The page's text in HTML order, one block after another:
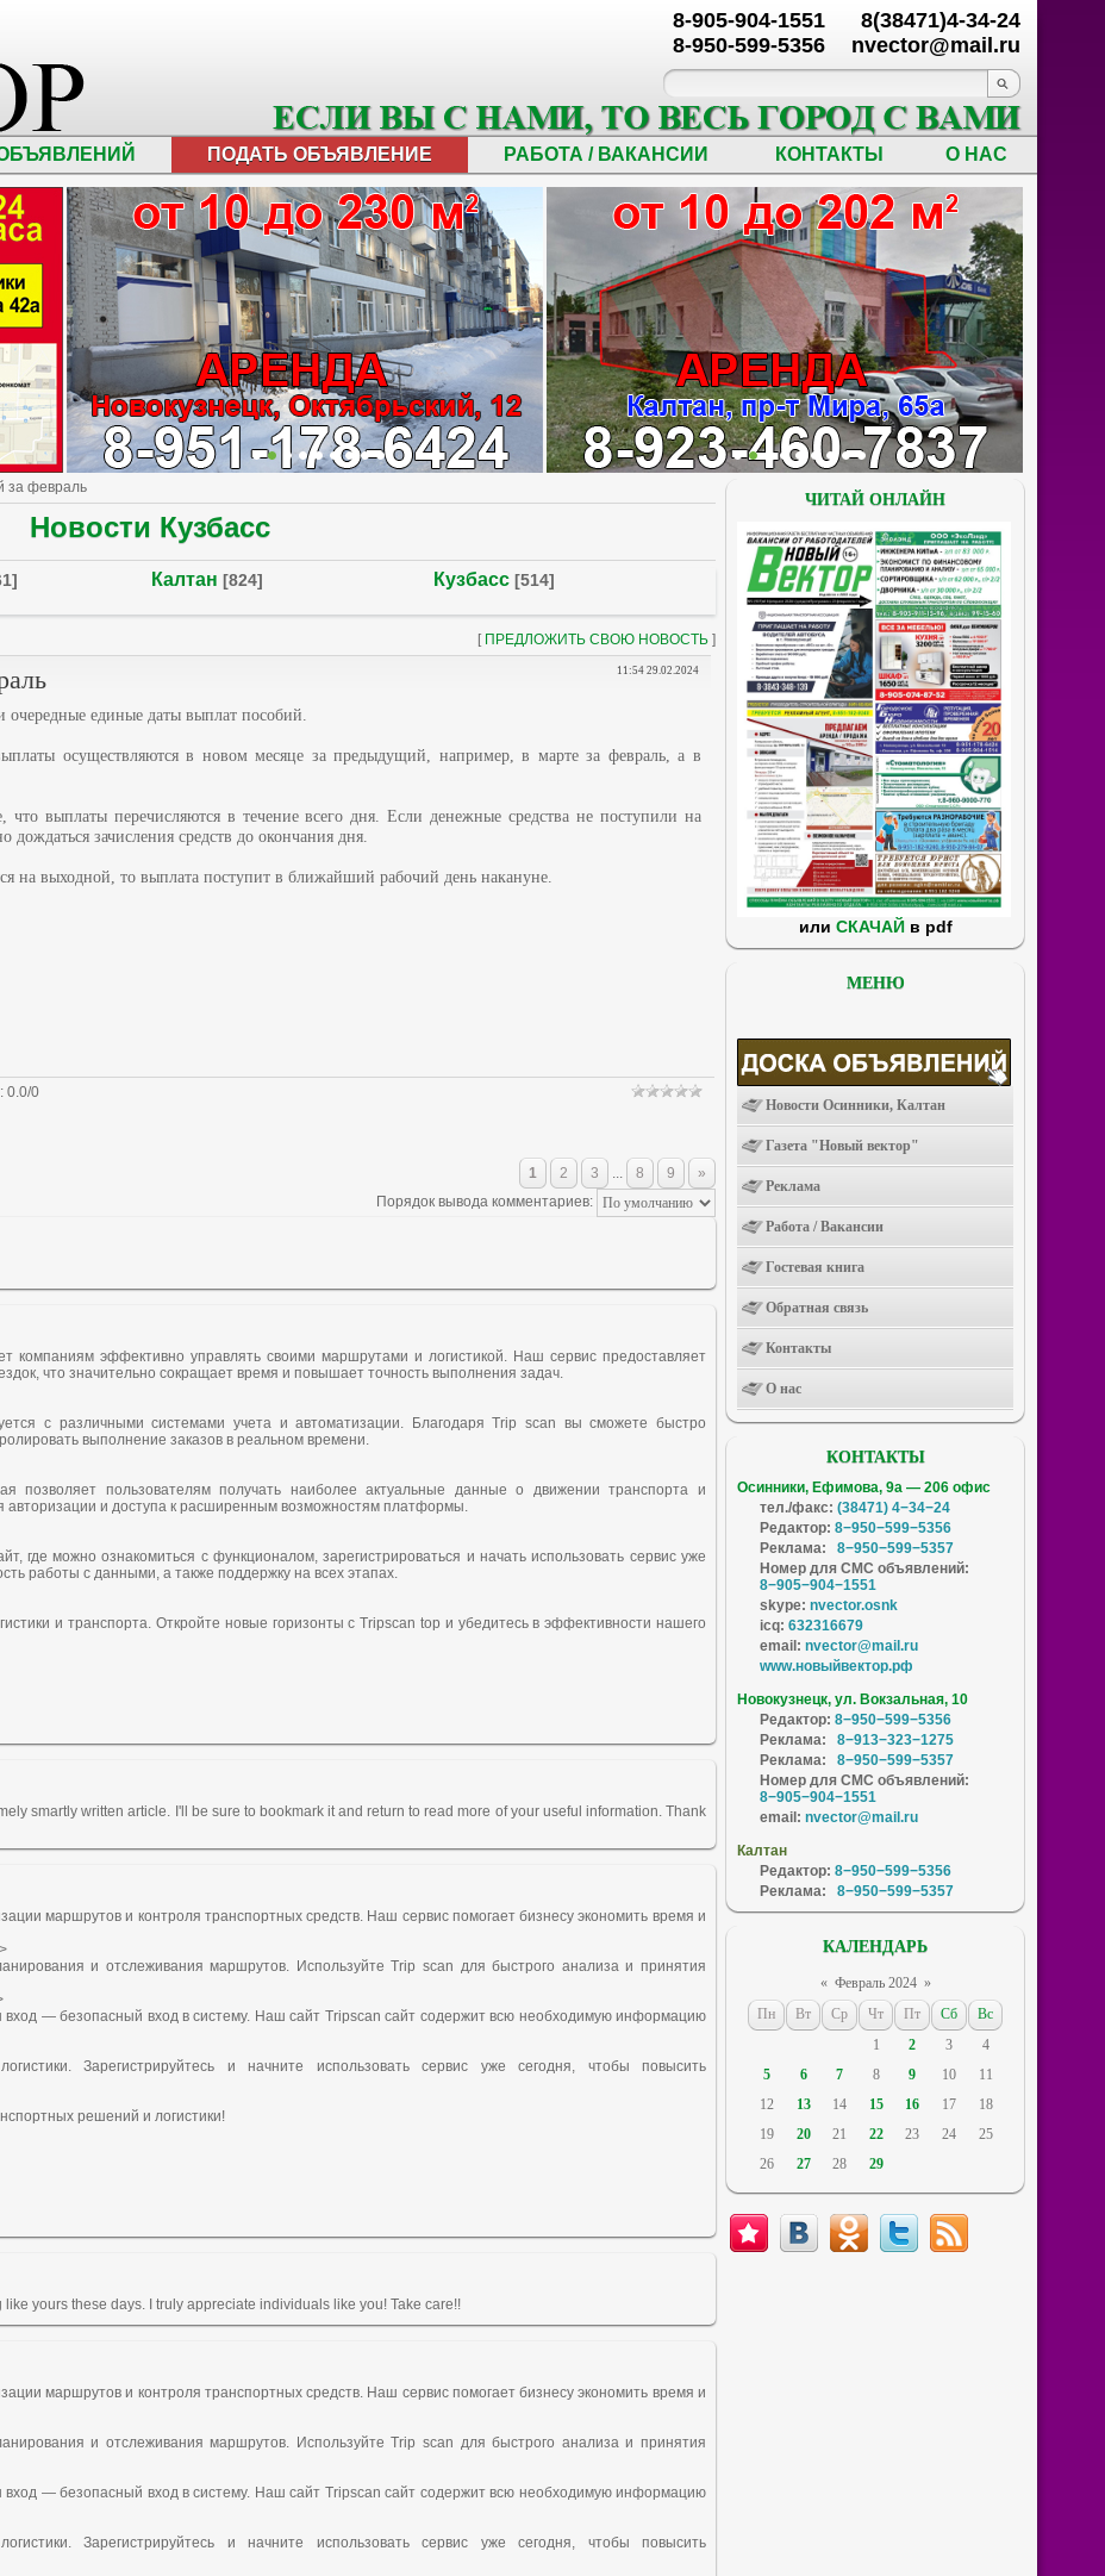
8(38471)4-34-24
nvector@mail.ru
8-905-904-1551
8-950-599-5356
ПОДАТЬ ОБЪЯВЛЕНИЕ РАБОТА / ВАКАНСИИ КОНТАКТЫ О НАС
за февраль
Новости Кузбасс
Калтан [824] Кузбасс [514]
[ ПРЕДЛОЖИТЬ СВОЮ НОВОСТЬ ]
11:54 29.02.2024
очередные единые даты выплат пособий.
осуществляются в новом месяце за предыдущий, например, в марте за февраль, а в
что выплаты перечисляются в течение всего дня. Если денежные средства не поступили на
дождаться зачисления средств до окончания дня.
на выходной, то выплата поступит в ближайший рабочий день накануне.
: 0.0/0
1 2 3 ... 8 9
»
Порядок вывода комментариев:
компаниям эффективно управлять своими маршрутами и логистикой. Наш сервис предоставляет
что значительно сокращает время и повышает точность выполнения задач.
с различными системами учета и автоматизации. Благодаря Trip scan вы сможете быстро
выполнение заказов в реальном времени.
позволяет пользователям получать наиболее актуальные данные о движении транспорта и
авторизации и доступа к расширенным возможностям платформы.
где можно ознакомиться с функционалом, зарегистрироваться и начать использовать сервис уже
работы с данными, а также поддержку на всех этапах.
и транспорта. Откройте новые горизонты с Tripscan top и убедитесь в эффективности нашего
smartly written article. I'll be sure to bookmark it and return to read more of your useful information. Thank
маршрутов и контроля транспортных средств. Наш сервис помогает бизнесу экономить время и
и отслеживания маршрутов. Используйте Trip scan для быстрого анализа и принятия
— безопасный вход в систему. Наш сайт Tripscan сайт содержит всю необходимую информацию
Зарегистрируйтесь и начните использовать сервис уже сегодня, чтобы повысить
решений и логистики!
yours these days. I truly appreciate individuals like you! Take care!!
маршрутов и контроля транспортных средств. Наш сервис помогает бизнесу экономить время и
и отслеживания маршрутов. Используйте Trip scan для быстрого анализа и принятия
— безопасный вход в систему. Наш сайт Tripscan сайт содержит всю необходимую информацию
Зарегистрируйтесь и начните использовать сервис уже сегодня, чтобы повысить
ЧИТАЙ ОНЛАЙН
или СКАЧАЙв pdf
МЕНЮ
Новости Осинники, Калтан
Газета "Новый вектор"
Реклама
Работа / Вакансии
Гостевая книга
Обратная связь
Контакты
О нас
КОНТАКТЫ
Осинники, Ефимова, 9а — 206 офис
тел./факс: (38471) 4−34−24
Редактор: 8−950−599−5356
Реклама:
8−950−599−5357
Номер для СМС объявлений:
8−905−904−1551
skype: nvector.osnk
icq: 632316679
email: nvector@mail.ru
www.новыйвектор.рф
Новокузнецк, ул. Вокзальная, 10
Редактор: 8−950−599−5356
Реклама:
8−913−323−1275
Реклама:
8−950−599−5357
Номер для СМС объявлений:
8−905−904−1551
email: nvector@mail.ru
Калтан
Редактор: 8−950−599−5356
Реклама:
8−950−599−5357
КАЛЕНДАРЬ
« Февраль 2024 »
Пн
Вт Ср Чт Пт Сб
Вс
1
2 3
4
5
6 7 8 9 10
11
12
13 14 15 16 17
18
19
20 21 22 23 24
25
26
27 28 29